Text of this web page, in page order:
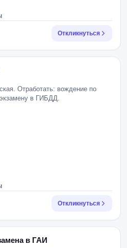
Откликнуться
Отработать: вождение по
в ГИБДД.
Откликнуться
в ГАИ